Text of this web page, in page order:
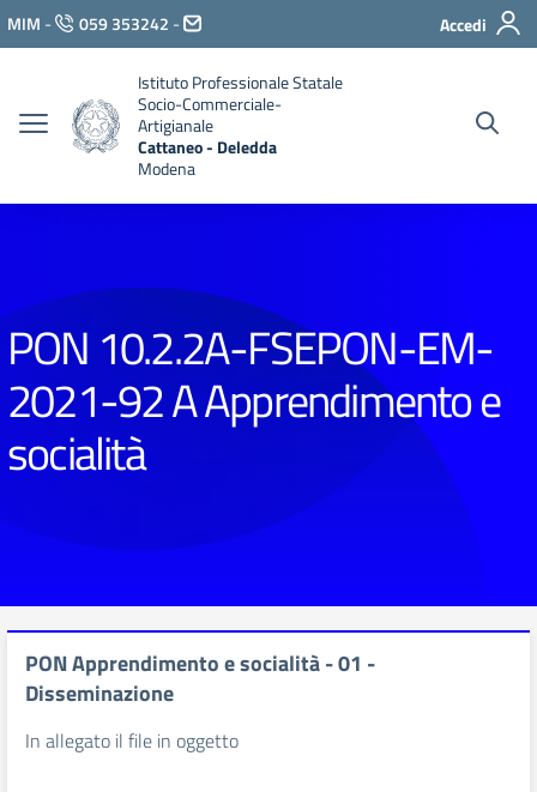
Vai ai contenuti
Vai al menu di navigazione
Vai al footer
MIM - 059 353242 - Accedi
Istituto Professionale Statale
Socio-Commerciale-
Artigianale
Cattaneo - Deledda
Modena
PON 10.2.2A-FSEPON-EM-
2021-92 A Apprendimento e
socialità
PON Apprendimento e socialità - 01 -
Disseminazione
In allegato il file in oggetto